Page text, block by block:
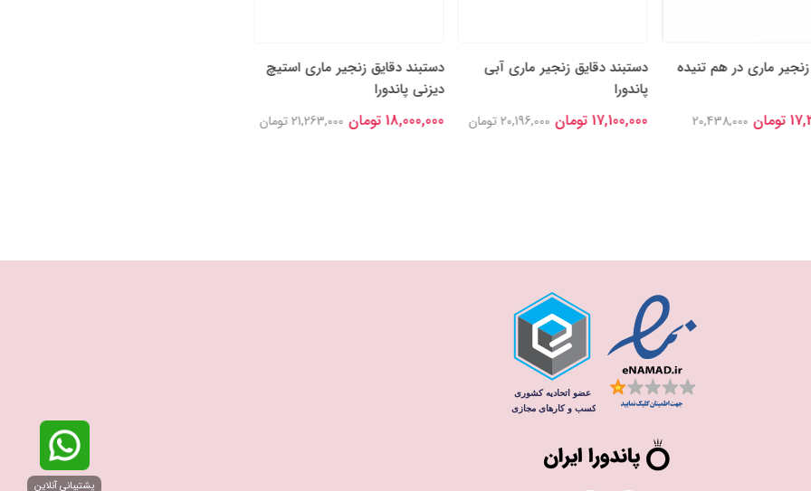
در هم تنیده
20,438,000
دستبند دقایق زنجیر ماری آبی
17,100,000 تومان 20,196,000 تومان
دستبند دقایق زنجیر ماری استیچ
دیزنی پاندورا
18,000,000 تومان 21,263,000 تومان
دستبند دقایق ماری قفل بال‌های
17,400,000 تومان
پشتیبانی آنلاین